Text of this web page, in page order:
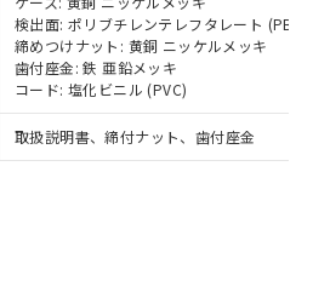
検出面: ポリブチレンテレフタレート (PBT)
締めつけナット: 黄銅 ニッケルメッキ
歯付座金: 鉄 亜鉛メッキ
コード: 塩化ビニル (PVC)
取扱説明書、締付ナット、歯付座金
機能（部品リスト作成サー
利用いただくには、I-Web
ご登録されている必要が
ウェブサイト上で当社にご
部品リストについて、当社
共同利用者が、当社の製
え状況などにより、予定
があります。
書ダウンロード
用状況下において有害物
し、環境に深刻な影響を
意味します。
す。当社販売部門へお問
。
販売に係わる関係者が違
るおそれがある場合は、取
しません。
産機種、また在庫状況の
公開していない機種